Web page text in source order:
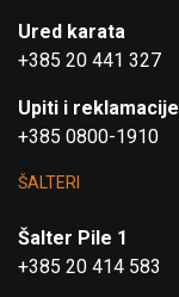
Ured karata
+385 20 441 327
Upiti i reklamacije
+385 0800-1910
ŠALTERI
Šalter Pile 1
+385 20 414 583